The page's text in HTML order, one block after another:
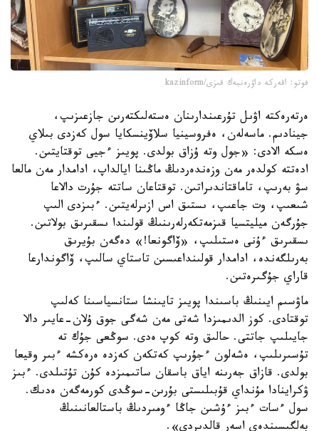
فوتو: اقەركە داۋرەنبەك قىزى/kazinform
ەرتەرەكتە اۋىل تۇرعىندارىنان ەستەلىكتەرىن جازعىزىپ،
جينادىم. ماسەلەن، ەفروسينيا سلاۆينسكايا سول كەزدى بىلاي
ەسكە الادى: «جول وتە ۇزاق بولدى. پويىز ءجيى توقتايتىن.
ادەتتە كولدەر مەن وزەندەردىڭ ماڭىنا ايالداپ، ادامدار مەن مالعا
سۋ بەرىپ، تاماقتاندىراتىن. توقتاعان ساتتە جۇرت دالاعا
شىعىپ، وت جاعىپ، ىستىق اس ازىرلەيتىن. ءبىزدى الىپ
جۇرگەن ميليتسيا قىزمەتكەرلەرىنىڭ قولىندا ىسقىرىق بولاتىن.
ىسقىرىق ءۇنى ەستىلىپ، «ۆاگونعا!» دەگەن بۇيرىق
بەرىلگەندە، ادامدار قولىنداعىسىن تاستاي سالىپ، ۆاگوندارعا
قاراي جۇگىرەتىن.
ماۋسىم ايىنىڭ باسىندا پويىز تايىنشا ستانسياسىنا كەلىپ
توقتادى. كوز الدىمىزدا شەتى مەن شەگى جوق ۇلان-عايىر دالا
جايىلىپ جاتتى. حالىق وتە كوپ ەدى. سوڭعى جۇك تە
تۇسىرىلىپ، ەشەلون ءجۇرىپ كەتكەن كەزدە ەرەكشە ءبىر وقيعا
بولدى. قازاق جەرىنە اياق باسقان ساتىمىزدە كۇن تۇتىلدى. ءبىز
ۋكراينادا مۇنداي قۇبىلىستى بۇرىن-سوڭدى كورمەگەن ەدىك.
سول ءسات ءبىز ءۇشىن جاڭا ءومىردىڭ باستالعانىنىڭ